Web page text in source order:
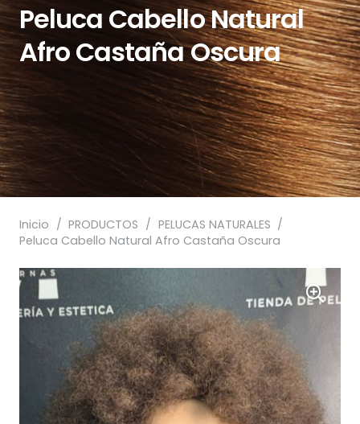
Peluca Cabello Natural
Afro Castaña Oscura
Inicio / PRODUCTOS / PELUCAS NATURALES /
Peluca Cabello Natural Afro Castaña Oscura